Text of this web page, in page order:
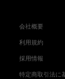
会社概要
利用規約
採用情報
特定商取引法に